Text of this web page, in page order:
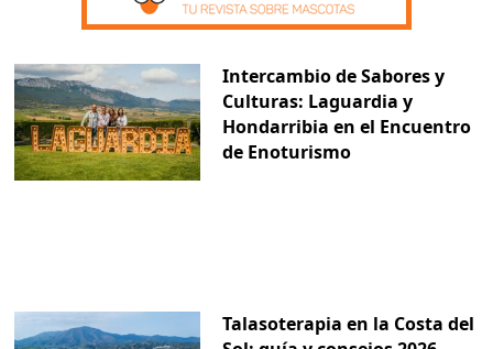
Intercambio de Sabores y
Culturas: Laguardia y
Hondarribia en el Encuentro
de Enoturismo
Talasoterapia en la Costa del